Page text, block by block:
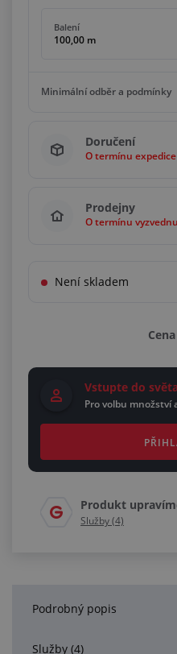
Balení
100,00 m
Minimální odběr a podmínky
100,00 m
Násobky 100,00 m
Doručení
O termínu
Prodejny
O termínu
Není skladem
Vstupte do
Pro volbu množství
Produkt
Služby (4)
Podrobný popis
Služby (4)